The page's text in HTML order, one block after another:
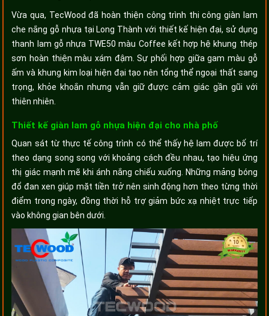
Vừa qua, TecWood đã hoàn thiện công trình thi công giàn lam
che nắng gỗ nhựa tại Long Thành với thiết kế hiện đại, sử dụng
thanh lam gỗ nhựa TWE50 màu Coffee kết hợp hệ khung thép
sơn hoàn thiện màu xám đậm. Sự phối hợp giữa gam màu gỗ
ấm và khung kim loại hiện đại tạo nên tổng thể ngoại thất sang
trọng, khỏe khoắn nhưng vẫn giữ được cảm giác gần gũi với
thiên nhiên.
Thiết kế giàn lam gỗ nhựa hiện đại cho nhà phố
Quan sát từ thực tế công trình có thể thấy hệ lam được bố trí
theo dạng song song với khoảng cách đều nhau, tạo hiệu ứng
thị giác mạnh mẽ khi ánh nắng chiếu xuống. Những mảng bóng
đổ đan xen giúp mặt tiền trở nên sinh động hơn theo từng thời
điểm trong ngày, đồng thời hỗ trợ giảm bức xạ nhiệt trực tiếp
vào không gian bên dưới.